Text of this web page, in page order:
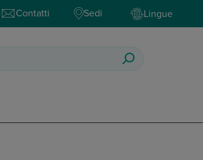
Contatti Sedi Lingue